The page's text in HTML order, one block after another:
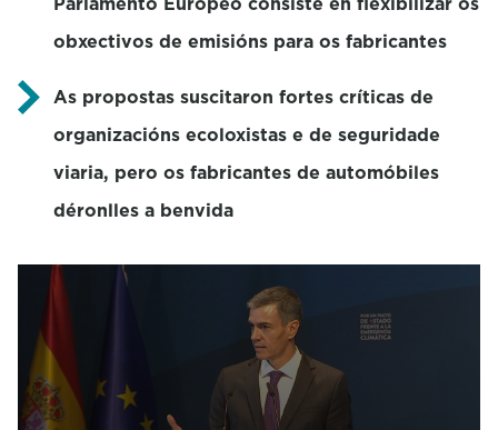
obxectivos de emisións para os fabricantes
As propostas suscitaron fortes críticas de
organizacións ecoloxistas e de seguridade
viaria, pero os fabricantes de automóbiles
déronlles a benvida